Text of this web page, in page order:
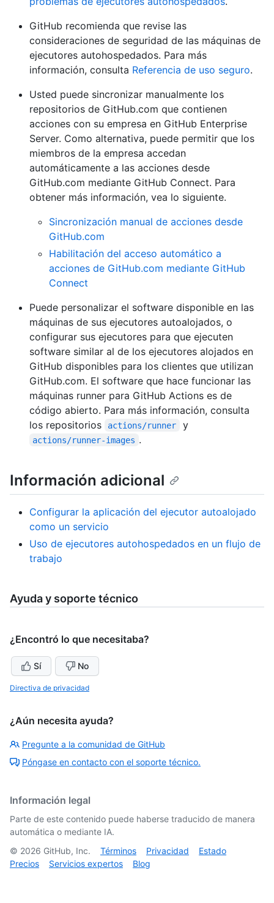
GitHub recomienda que revise las
consideraciones de seguridad de las máquinas de
ejecutores autohospedados. Para más
información, consulta Referencia de uso seguro.
Usted puede sincronizar manualmente los
repositorios de GitHub.com que contienen
acciones con su empresa en GitHub Enterprise
Server. Como alternativa, puede permitir que los
miembros de la empresa accedan
automáticamente a las acciones desde
GitHub.com mediante GitHub Connect. Para
obtener más información, vea lo siguiente.
Sincronización manual de acciones desde
GitHub.com
Habilitación del acceso automático a
acciones de GitHub.com mediante GitHub
Connect
Puede personalizar el software disponible en las
máquinas de sus ejecutores autoalojados, o
configurar sus ejecutores para que ejecuten
software similar al de los ejecutores alojados en
GitHub disponibles para los clientes que utilizan
GitHub.com. El software que hace funcionar las
máquinas runner para GitHub Actions es de
código abierto. Para más información, consulta
los repositorios
actions/runner y
actions/runner-images .
Información adicional
Configurar la aplicación del ejecutor autoalojado
como un servicio
Uso de ejecutores autohospedados en un flujo de
trabajo
Ayuda y soporte técnico
¿Encontró lo que necesitaba?
Sí No
Directiva de privacidad
¿Aún necesita ayuda?
Pregunte a la comunidad de GitHub
Póngase en contacto con el soporte técnico.
Información legal
Parte de este contenido puede haberse traducido de manera
automática o mediante IA.
© 2026 GitHub, Inc. Términos Privacidad
Estado
Precios
Servicios expertos Blog